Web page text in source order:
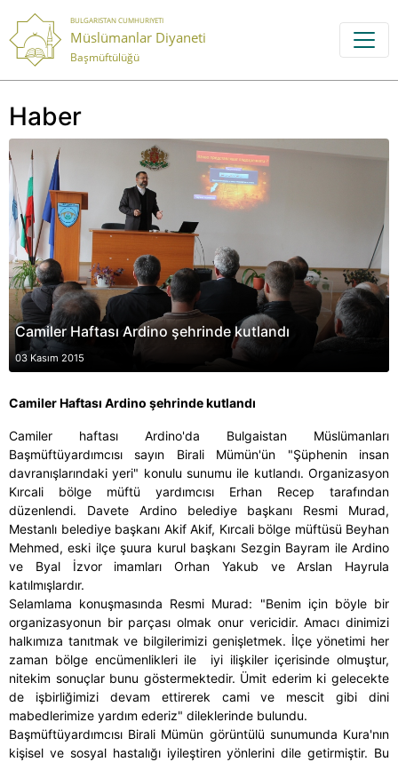
BULGARISTAN CUMHURIYETI
Müslümanlar Diyaneti
Başmüftülüğü
Haber
Camiler Haftası Ardino şehrinde kutlandı
03 Kasım 2015
Camiler Haftası Ardino şehrinde kutlandı
Camiler haftası Ardino'da Bulgaistan Müslümanları
Başmüftüyardımcısı sayın Birali Mümün'ün "Şüphenin insan
davranışlarındaki yeri" konulu sunumu ile kutlandı. Organizasyon
Kırcali bölge müftü yardımcısı Erhan Recep tarafından
düzenlendi. Davete Ardino belediye başkanı Resmi Murad,
Mestanlı belediye başkanı Akif Akif, Kırcali bölge müftüsü Beyhan
Mehmed, eski ilçe şuura kurul başkanı Sezgin Bayram ile Ardino
ve Byal İzvor imamları Orhan Yakub ve Arslan Hayrula
katılmışlardır.
Selamlama konuşmasında Resmi Murad: "Benim için böyle bir
organizasyonun bir parçası olmak onur vericidir. Amacı dinimizi
halkımıza tanıtmak ve bilgilerimizi genişletmek. İlçe yönetimi her
zaman bölge encümenlikleri ile iyi ilişkiler içerisinde olmuştur,
nitekim sonuçlar bunu göstermektedir. Ümit ederim ki gelecekte
de işbirliğimizi devam ettirerek cami ve mescit gibi dini
mabedlerimize yardım ederiz" dileklerinde bulundu.
Başmüftüyardımcısı Birali Mümün görüntülü sunumunda Kura'nın
kişisel ve sosyal hastalığı iyileştiren yönlerini dile getirmiştir. Bu